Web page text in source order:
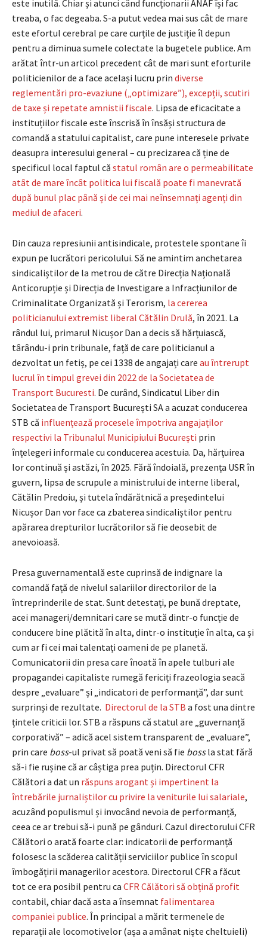
este inutilă. Chiar și atunci când funcționarii ANAF își fac
treaba, o fac degeaba. S-a putut vedea mai sus cât de mare
este efortul cerebral pe care curțile de justiție îl depun
pentru a diminua sumele colectate la bugetele publice. Am
arătat într-un articol precedent cât de mari sunt eforturile
politicienilor de a face același lucru prin diverse
reglementări pro-evaziune („optimizare”), excepții, scutiri
de taxe și repetate amnistii fiscale. Lipsa de eficacitate a
instituțiilor fiscale este înscrisă în însăși structura de
comandă a statului capitalist, care pune interesele private
deasupra interesului general – cu precizarea că ține de
specificul local faptul că statul român are o permeabilitate
atât de mare încât politica lui fiscală poate fi manevrată
după bunul plac până și de cei mai neînsemnați agenți din
mediul de afaceri.
Din cauza represiunii antisindicale, protestele spontane îi
expun pe lucrători pericolului. Să ne amintim anchetarea
sindicaliștilor de la metrou de către Direcția Națională
Anticorupție și Direcția de Investigare a Infracțiunilor de
Criminalitate Organizată și Terorism, la cererea
politicianului extremist liberal Cătălin Drulă, în 2021. La
rândul lui, primarul Nicușor Dan a decis să hărțuiască,
târându-i prin tribunale, față de care politicianul a
dezvoltat un fetiș, pe cei 1338 de angajați care au întrerupt
lucrul în timpul grevei din 2022 de la Societatea de
Transport Bucuresti. De curând, Sindicatul Liber din
Societatea de Transport București SA a acuzat conducerea
STB că influențează procesele împotriva angajaților
respectivi la Tribunalul Municipiului București prin
înțelegeri informale cu conducerea acestuia. Da, hărțuirea
lor continuă și astăzi, în 2025. Fără îndoială, prezența USR în
guvern, lipsa de scrupule a ministrului de interne liberal,
Cătălin Predoiu, și tutela îndărătnică a președintelui
Nicușor Dan vor face ca zbaterea sindicaliștilor pentru
apărarea drepturilor lucrătorilor să fie deosebit de
anevoioasă.
Presa guvernamentală este cuprinsă de indignare la
comandă față de nivelul salariilor directorilor de la
întreprinderile de stat. Sunt detestați, pe bună dreptate,
acei manageri/demnitari care se mută dintr-o funcție de
conducere bine plătită în alta, dintr-o instituție în alta, ca și
cum ar fi cei mai talentați oameni de pe planetă.
Comunicatorii din presa care înoată în apele tulburi ale
propagandei capitaliste rumegă fericiți frazeologia seacă
despre „evaluare” și „indicatori de performanță”, dar sunt
surprinși de rezultate. Directorul de la STB a fost una dintre
țintele criticii lor. STB a răspuns că statul are „guvernanță
corporativă” – adică acel sistem transparent de „evaluare”,
prin care boss-ul privat să poată veni să fie bossla stat fără
să-i fie rușine că ar câștiga prea puțin. Directorul CFR
Călători a dat un răspuns arogant și impertinent la
întrebările jurnaliștilor cu privire la veniturile lui salariale,
acuzând populismul și invocând nevoia de performanță,
ceea ce ar trebui să-i pună pe gânduri. Cazul directorului CFR
Călători o arată foarte clar: indicatorii de performanță
folosesc la scăderea calității serviciilor publice în scopul
îmbogățirii managerilor acestora. Directorul CFR a făcut
tot ce era posibil pentru ca CFR Călători să obțină profit
contabil, chiar dacă asta a însemnat falimentarea
companiei publice. În principal a mărit termenele de
reparații ale locomotivelor (așa a amânat niște cheltuieli)